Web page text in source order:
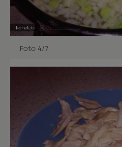
Foto 4/7